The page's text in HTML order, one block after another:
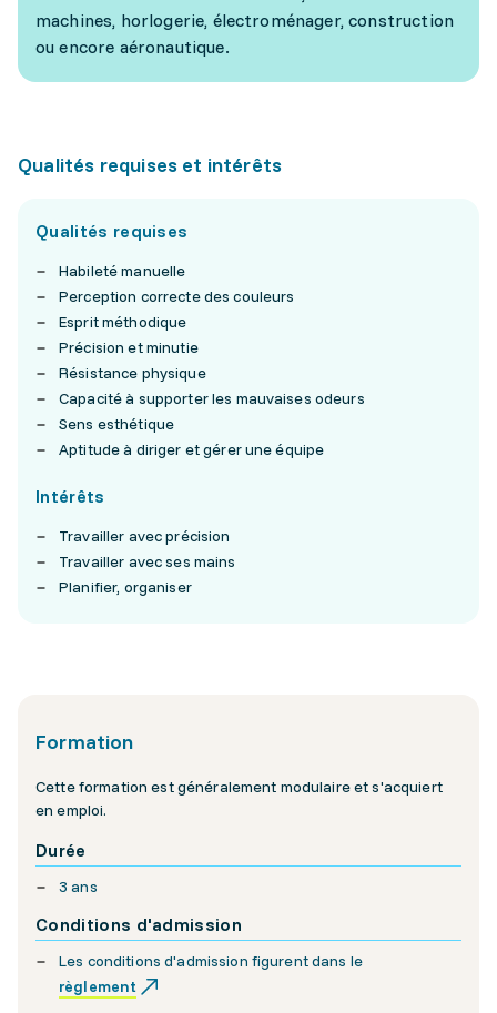
machines, horlogerie, électroménager, construction
ou encore aéronautique.
Qualités requises et intérêts
Qualités requises
Habileté manuelle
Perception correcte des couleurs
Esprit méthodique
Précision et minutie
Résistance physique
Capacité à supporter les mauvaises odeurs
Sens esthétique
Aptitude à diriger et gérer une équipe
Intérêts
Travailler avec précision
Travailler avec ses mains
Planifier, organiser
Formation
Cette formation est généralement modulaire et s'acquiert
en emploi.
Durée
3 ans
Conditions d'admission
Les conditions d'admission figurent dans le
règlement